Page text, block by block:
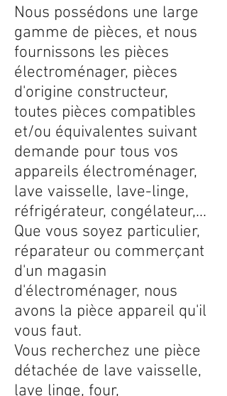
Nous possédons une large
gamme de pièces, et nous
fournissons les pièces
électroménager, pièces
d'origine constructeur,
toutes pièces compatibles
et/ou équivalentes suivant
demande pour tous vos
appareils électroménager,
lave vaisselle, lave-linge,
réfrigérateur, congélateur,...
Que vous soyez particulier,
réparateur ou commerçant
d'un magasin
d'électroménager, nous
avons la pièce appareil qu'il
vous faut.
Vous recherchez une pièce
détachée de lave vaisselle,
lave linge, four,